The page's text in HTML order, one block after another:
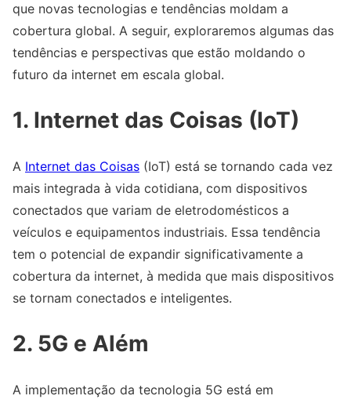
que novas tecnologias e tendências moldam a
cobertura global. A seguir, exploraremos algumas das
tendências e perspectivas que estão moldando o
futuro da internet em escala global.
1. Internet das Coisas (IoT)
A Internet das Coisas (IoT) está se tornando cada vez
mais integrada à vida cotidiana, com dispositivos
conectados que variam de eletrodomésticos a
veículos e equipamentos industriais. Essa tendência
tem o potencial de expandir significativamente a
cobertura da internet, à medida que mais dispositivos
se tornam conectados e inteligentes.
2. 5G e Além
A implementação da tecnologia 5G está em